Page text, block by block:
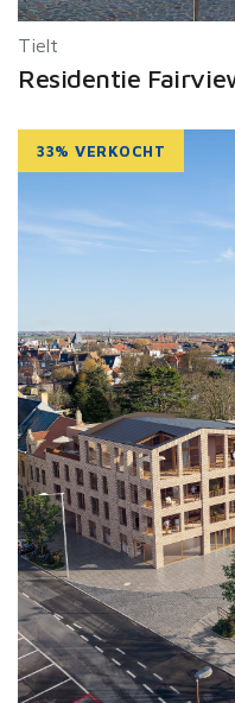
Tielt
Residentie
33% VERKOCHT